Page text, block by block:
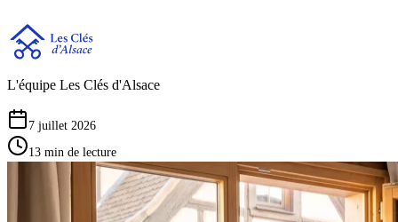
L'équipe Les Clés d'Alsace
7 juillet 2026
13 min de lecture